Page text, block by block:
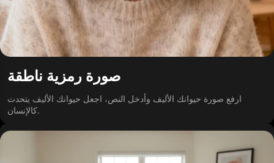
صورة رمزية ناطقة
ارفع صورة حيوانك الأليف وأدخل النص، اجعل حيوانك الأليف يتحدث
كالإنسان.